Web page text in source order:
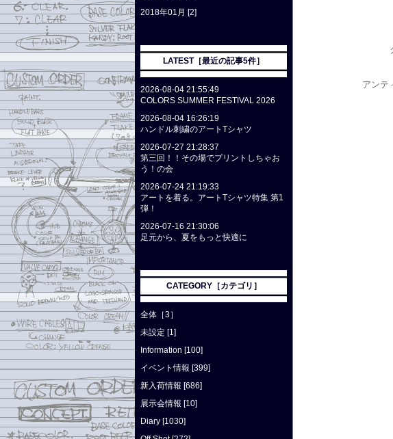
アンテ
2018年01月 [2]
LATEST［最近の記事5件］
2026-08-04 21:55:49
COLORS SUMMER FESTIVAL 2026
2026-08-04 16:26:19
ハンドル刺繍のアートTシャツ
2026-07-27 21:28:37
第三回！！その場でプリントしちゃお
う！の会
2026-07-24 21:19:33
アートを着る。アートTシャツ特集 第1
弾！
2026-07-16 21:30:06
足元から、夏をもっと快適に
CATEGORY［カテゴリ］
全体［3］
未設定 [1]
Information [100]
イベント情報 [399]
新入荷情報 [686]
展示会情報 [10]
Diary [1030]